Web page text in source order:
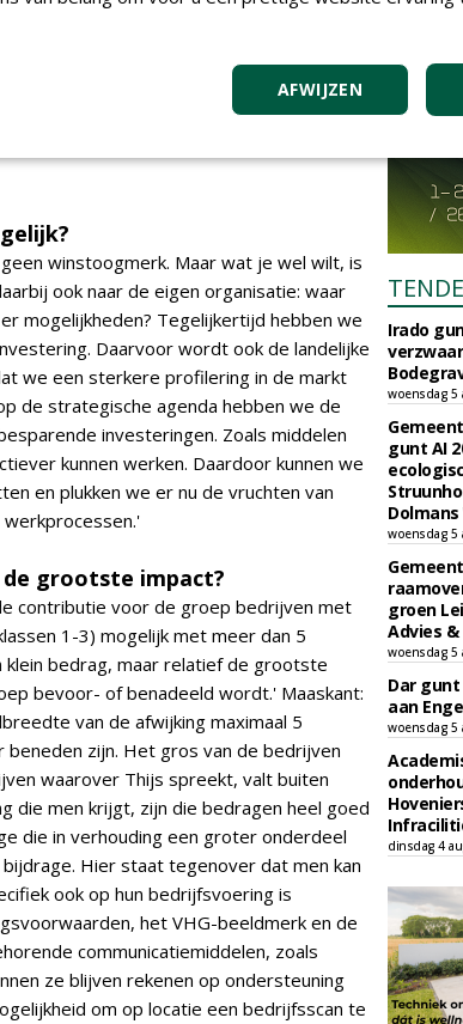
malen
van de resultaten die
winstoogmerk. Maar wat je wel wilt, is
ook naar de eigen organisatie: waar
mogelijkheden? Tegelijkertijd hebben we
Daarvoor wordt ook de landelijke
we een sterkere profilering in de markt
de strategische agenda hebben we de
investeringen. Zoals middelen
kunnen werken. Daardoor kunnen we
en plukken we er nu de vruchten van
grootste impact?
contributie voor de groep bedrijven met
1-3) mogelijk met meer dan 5
bedrag, maar relatief de grootste
bevoor- of benadeeld wordt.' Maaskant:
van de afwijking maximaal 5
beneden zijn. Het gros van de bedrijven
waarover Thijs spreekt, valt buiten
die men krijgt, zijn die bedragen heel goed
die in verhouding een groter onderdeel
Hier staat tegenover dat men kan
ook op hun bedrijfsvoering is
het VHG-beeldmerk en de
communicatiemiddelen, zoals
ze blijven rekenen op ondersteuning
om op locatie een bedrijfsscan te
Irado
woensdag 5
gunt AI
woensdag 5
groen
Advies
woensdag 5
Dar
aan
woensdag 5
dinsdag 4
AFWIJZEN